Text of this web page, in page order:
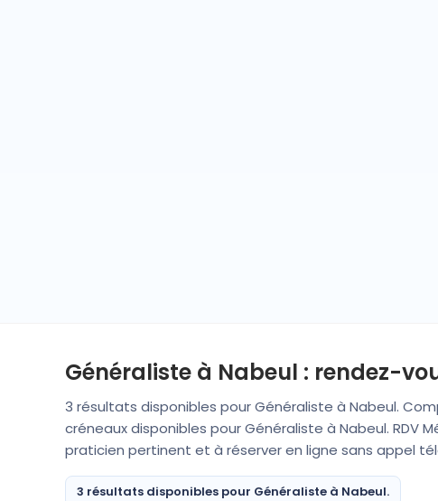
Généraliste à Nabeul : rendez-
3 résultats disponibles pour Généraliste à Nabeul.
créneaux disponibles pour Généraliste à Nabeul. RDV
praticien pertinent et à réserver en ligne sans appel
3 résultats disponibles pour Généraliste à Nabeul.